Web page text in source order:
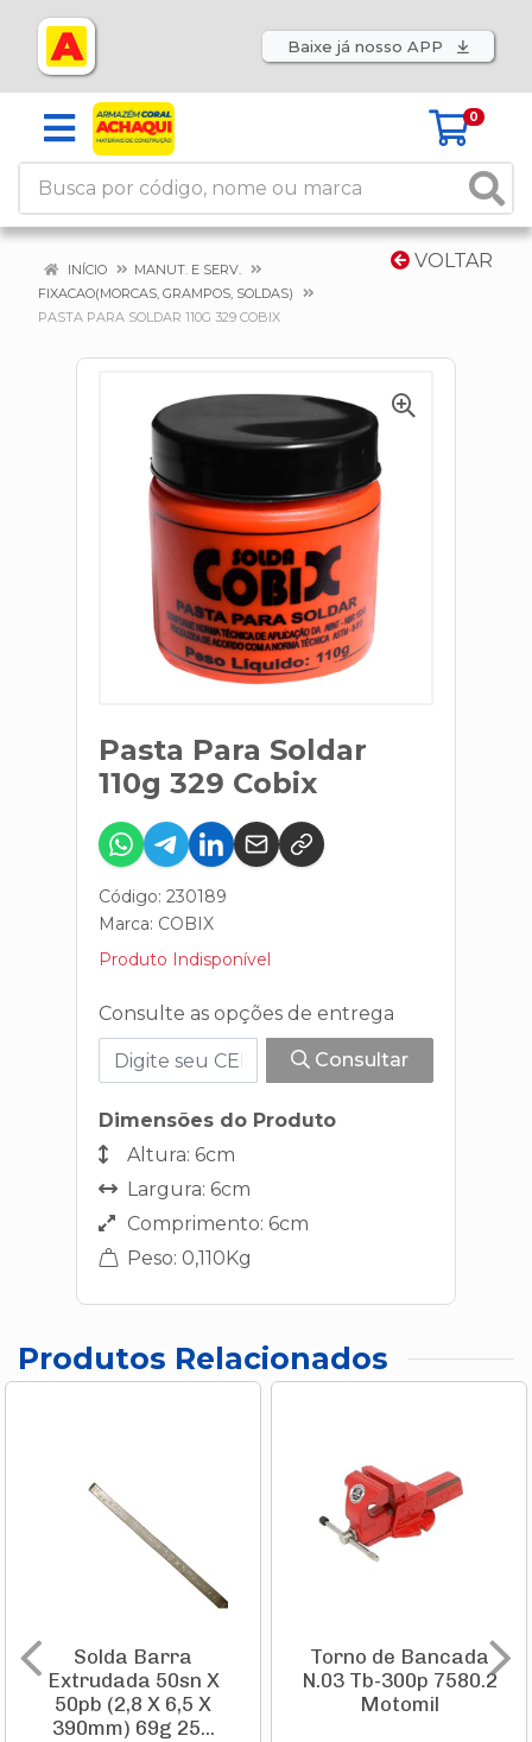
Baixe já nosso APP
0
VOLTAR
INÍCIO
MANUT. E SERV.
FIXACAO(MORCAS, GRAMPOS, SOLDAS)
PASTA PARA SOLDAR 110G 329 COBIX
Pasta Para Soldar
110g 329 Cobix
Código: 230189
Marca: COBIX
Produto Indisponível
Consulte as opções de entrega
Consultar
Dimensões do Produto
Altura: 6cm
Largura: 6cm
Comprimento: 6cm
Peso: 0,110Kg
Produtos Relacionados
Solda Barra
Extrudada 50sn X
50pb (2,8 X 6,5 X
390mm) 69g 25...
Torno de Bancada
N.03 Tb-300p 7580.2
Motomil